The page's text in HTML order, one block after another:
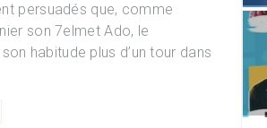
persuadés que, comme
son 7elmet Ado, le
habitude plus d’un tour dans